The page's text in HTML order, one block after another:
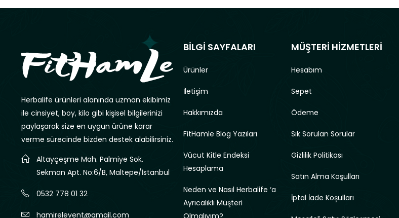
Herbalife ürünleri alanında uzman ekibimiz
ile cinsiyet, boy, kilo gibi kişisel bilgilerinizi
paylaşarak size en uygun ürüne karar
verme sürecinde bizden destek alabilirsiniz.
Altayçeşme Mah. Palmiye Sok.
Sekman Apt. No:6/B, Maltepe/İstanbul
0532 778 01 32
hamirelevent@gmail.com
BİLGİ SAYFALARI
Ürünler
İletişim
Hakkımızda
FitHamle Blog Yazıları
Vücut Kitle Endeksi
Hesaplama
Neden ve Nasıl Herbalife ‘a
Ayrıcalıklı Müşteri
Olmalıyım?
MÜŞTERİ HİZMETLERİ
Hesabım
Sepet
Ödeme
Sık Sorulan Sorular
Gizlilik Politikası
Satın Alma Koşulları
İptal İade Koşulları